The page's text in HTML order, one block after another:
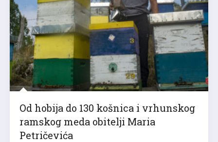
Od hobija do 130 košnica i vrhunskog
ramskog meda obitelji Maria
Petričevića